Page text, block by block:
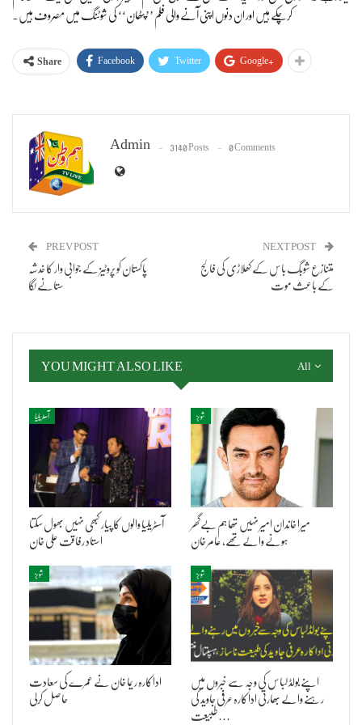
کرچکے ہیں اور ان دنوں اپنی آنے والی فلم ’’پٹھان‘‘ کی شوٹنگ میں مصروف ہیں۔
Share Facebook Twitter Google+
Admin 3140 Posts 0 Comments
PREV POST
پاکستان کو پروٹیز کے جوابی وار کا خدشہ
ستانے لگا
NEXT POST
متنازع شوبِگ باس کے کھلاڑی کی فالج
کے باعث موت
All
YOU MIGHT ALSO LIKE
آسٹریلیا
آسٹریلیا والوں کا پیار کبھی نہیں بھول سکتا
استاد رفاقت علی خان
شوبز
میرا خاندان امیر نہیں تھا ہم بےگھر
ہونے والے تھے، عامر خان
شوبز
اداکارہ ریما خان نے عمرے کی سعادت
حاصل کرلی
شوبز
اپنے بولڈ لباس کی وجہ سے خبروں میں
رہنے والے بھارتی اداکارہ عرفی جاوید کی
طبیعت…